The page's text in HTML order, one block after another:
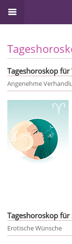
Tageshoroskop
Angenehme
Tageshoroskop
Erotische Wünsche